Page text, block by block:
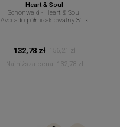
Heart & Soul
Schonwald - Heart & Soul
Avocado półmisek owalny 31 x
132,78 zł
156,21 zł
Najniższa cena:
132,78 zł